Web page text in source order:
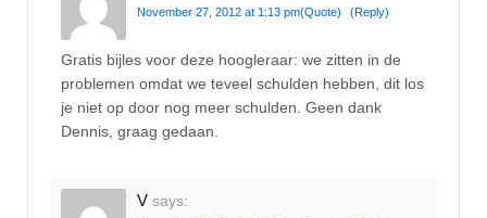
November 27, 2012 at 1:13 pm(Quote) (Reply)
Gratis bijles voor deze hoogleraar: we zitten in de
problemen omdat we teveel schulden hebben, dit los
je niet op door nog meer schulden. Geen dank
Dennis, graag gedaan.
V says: